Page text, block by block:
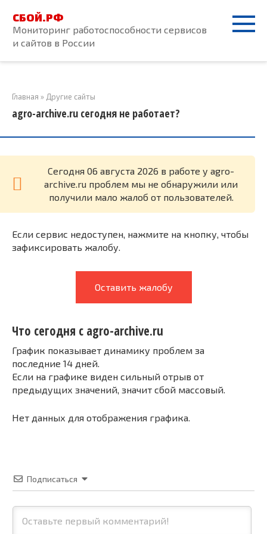
контенту
СБОЙ.РФ
Мониторинг работоспособности сервисов
и сайтов в России
Главная » Другие сайты
agro-archive.ru сегодня не работает?
Cегодня 06 августа 2026 в работе у agro-
archive.ru проблем мы не обнаружили или
получили мало жалоб от пользователей.
Если сервис недоступен, нажмите на кнопку, чтобы
зафиксировать жалобу.
Оставить жалобу
Что сегодня с agro-archive.ru
График показывает динамику проблем за
последние 14 дней.
Если на графике виден сильный отрыв от
предыдущих значений, значит сбой массовый.
Нет данных для отображения графика.
Подписаться